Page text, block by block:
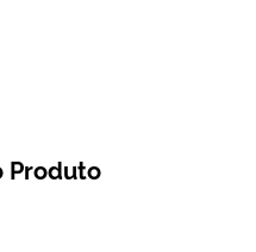
Produto